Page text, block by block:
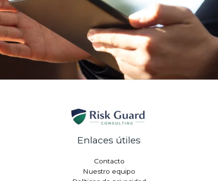
Enlaces útiles
Contacto
Nuestro equipo